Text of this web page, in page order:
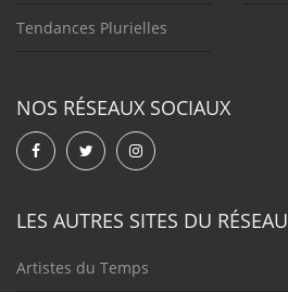
Tendances Plurielles
NOS RÉSEAUX SOCIAUX
LES AUTRES SITES DU RÉSEAU
Artistes du Temps